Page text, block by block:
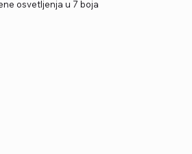
osvetljenja u 7 boja